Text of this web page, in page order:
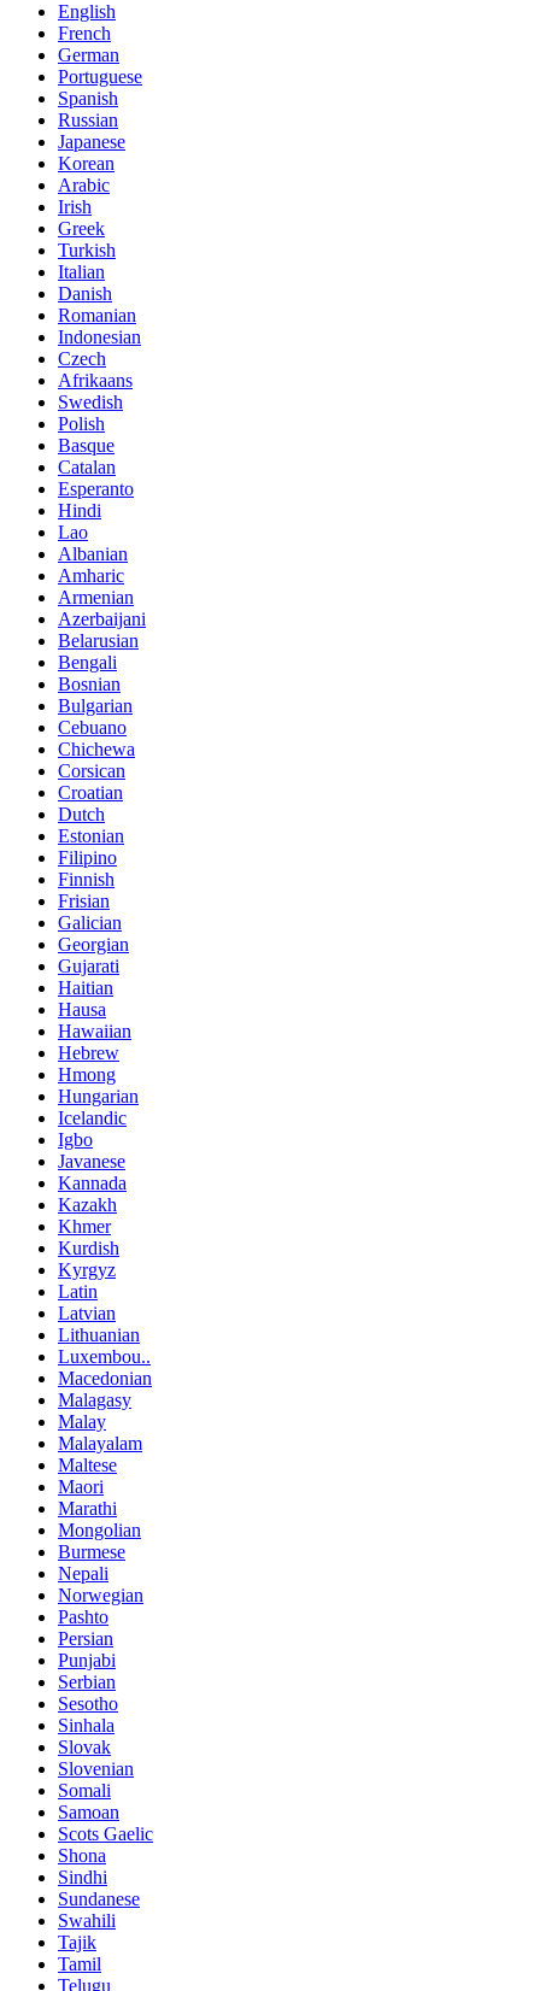
English
French
German
Portuguese
Spanish
Russian
Japanese
Korean
Arabic
Irish
Greek
Turkish
Italian
Danish
Romanian
Indonesian
Czech
Afrikaans
Swedish
Polish
Basque
Catalan
Esperanto
Hindi
Lao
Albanian
Amharic
Armenian
Azerbaijani
Belarusian
Bengali
Bosnian
Bulgarian
Cebuano
Chichewa
Corsican
Croatian
Dutch
Estonian
Filipino
Finnish
Frisian
Galician
Georgian
Gujarati
Haitian
Hausa
Hawaiian
Hebrew
Hmong
Hungarian
Icelandic
Igbo
Javanese
Kannada
Kazakh
Khmer
Kurdish
Kyrgyz
Latin
Latvian
Lithuanian
Luxembou..
Macedonian
Malagasy
Malay
Malayalam
Maltese
Maori
Marathi
Mongolian
Burmese
Nepali
Norwegian
Pashto
Persian
Punjabi
Serbian
Sesotho
Sinhala
Slovak
Slovenian
Somali
Samoan
Scots Gaelic
Shona
Sindhi
Sundanese
Swahili
Tajik
Tamil
Telugu